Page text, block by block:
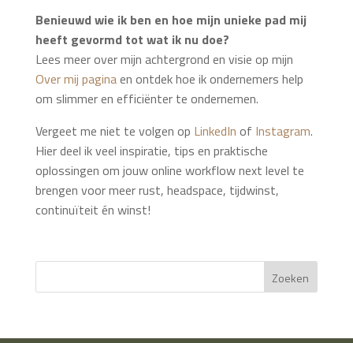
Benieuwd wie ik ben en hoe mijn unieke pad mij
heeft gevormd tot wat ik nu doe?
Lees meer over mijn achtergrond en visie op mijn
Over mij paginaen ontdek hoe ik ondernemers help
om slimmer en efficiënter te ondernemen.
Vergeet me niet te volgen op LinkedIn of Instagram.
Hier deel ik veel inspiratie, tips en praktische
oplossingen om jouw online workflow next level te
brengen voor meer rust, headspace, tijdwinst,
continuïteit én winst!
Zoeken